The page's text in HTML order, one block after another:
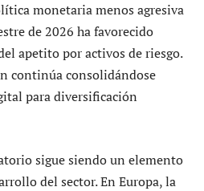
monetaria menos agresiva
de 2026 ha favorecido
apetito por activos de riesgo.
continúa consolidándose
para diversificación
sigue siendo un elemento
del sector. En Europa, la